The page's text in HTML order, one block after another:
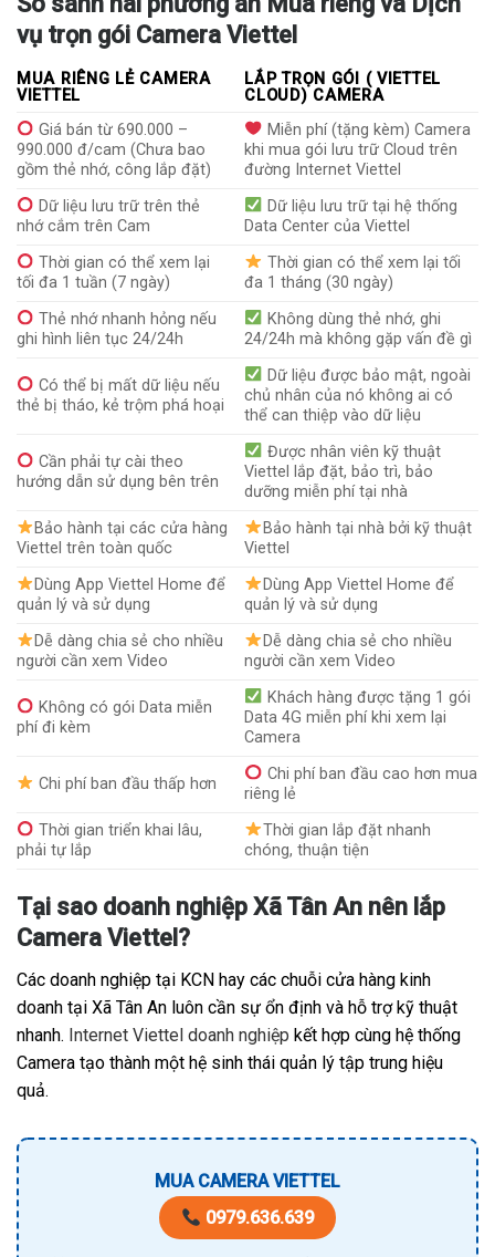
vụ trọn gói Camera Viettel
MUA RIÊNG LẺ CAMERA
VIETTEL
LẮP TRỌN GÓI ( VIETTEL
CLOUD) CAMERA
Giá bán từ 690.000 –
990.000 đ/cam (Chưa bao
gồm thẻ nhớ, công lắp đặt)
Miễn phí (tặng kèm) Camera
khi mua gói lưu trữ Cloud trên
đường Internet Viettel
Dữ liệu lưu trữ trên thẻ
nhớ cắm trên Cam
Dữ liệu lưu trữ tại hệ thống
Data Center của Viettel
Thời gian có thể xem lại
tối đa 1 tuần (7 ngày)
Thời gian có thể xem lại tối
đa 1 tháng (30 ngày)
Thẻ nhớ nhanh hỏng nếu
ghi hình liên tục 24/24h
Không dùng thẻ nhớ, ghi
24/24h mà không gặp vấn đề gì
Có thể bị mất dữ liệu nếu
thẻ bị tháo, kẻ trộm phá hoại
Dữ liệu được bảo mật, ngoài
chủ nhân của nó không ai có
thể can thiệp vào dữ liệu
Cần phải tự cài theo
hướng dẫn sử dụng bên trên
Được nhân viên kỹ thuật
Viettel lắp đặt, bảo trì, bảo
dưỡng miễn phí tại nhà
Bảo hành tại các cửa hàng
Viettel trên toàn quốc
Bảo hành tại nhà bởi kỹ thuật
Viettel
Dùng App Viettel Home để
quản lý và sử dụng
Dùng App Viettel Home để
quản lý và sử dụng
Dễ dàng chia sẻ cho nhiều
người cần xem Video
Dễ dàng chia sẻ cho nhiều
người cần xem Video
Không có gói Data miễn
phí đi kèm
Khách hàng được tặng 1 gói
Data 4G miễn phí khi xem lại
Camera
Chi phí ban đầu thấp hơn
Chi phí ban đầu cao hơn mua
riêng lẻ
Thời gian triển khai lâu,
phải tự lắp
Thời gian lắp đặt nhanh
chóng, thuận tiện
Tại sao doanh nghiệp Xã Tân An nên lắp
Camera Viettel?
Các doanh nghiệp tại KCN hay các chuỗi cửa hàng kinh
doanh tại Xã Tân An luôn cần sự ổn định và hỗ trợ kỹ thuật
nhanh. Internet Viettel doanh nghiệp kết hợp cùng hệ thống
Camera tạo thành một hệ sinh thái quản lý tập trung hiệu
quả.
MUA CAMERA VIETTEL
0979.636.639